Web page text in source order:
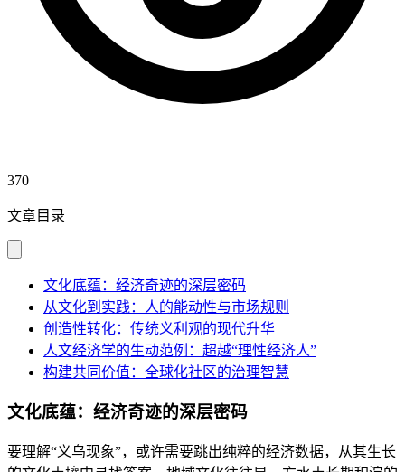
370
文章目录
文化底蕴：经济奇迹的深层密码
从文化到实践：人的能动性与市场规则
创造性转化：传统义利观的现代升华
人文经济学的生动范例：超越“理性经济人”
构建共同价值：全球化社区的治理智慧
文化底蕴：经济奇迹的深层密码
要理解“义乌现象”，或许需要跳出纯粹的经济数据，从其生长